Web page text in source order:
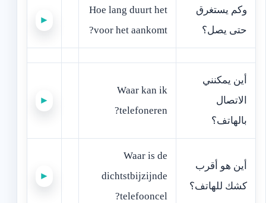
‫وكم يستغرق
حتى يصل؟‬
Hoe lang duurt het
voor het aankomt?
►
‫أين يمكنني
الاتصال
بالهاتف؟‬
Waar kan ik
telefoneren?
►
‫أين هو أقرب
كشك للهاتف؟‬
Waar is de
dichtstbijzijnde
telefooncel?
►